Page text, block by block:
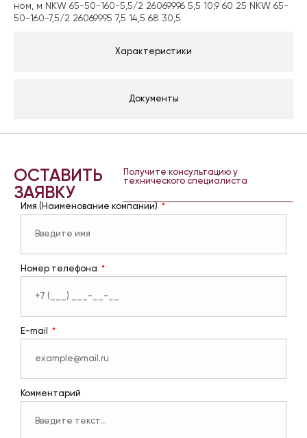
Характеристики
Документы
ном, м NKW 65-50-160-5,5/2 26069996 5,5 10,9 60 25 NKW 65-
50-160-7,5/2 26069995 7,5 14,5 68 30,5
ОСТАВИТЬ
ЗАЯВКУ
Получите консультацию у
технического специалиста
Имя (Наименование компании)
Номер телефона
E-mail
Комментарий